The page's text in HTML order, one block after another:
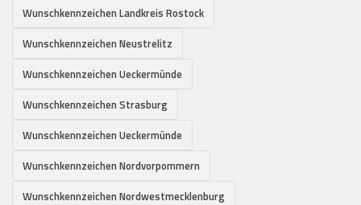
Wunschkennzeichen Landkreis Rostock
Wunschkennzeichen Neustrelitz
Wunschkennzeichen Ueckermünde
Wunschkennzeichen Strasburg
Wunschkennzeichen Ueckermünde
Wunschkennzeichen Nordvorpommern
Wunschkennzeichen Nordwestmecklenburg